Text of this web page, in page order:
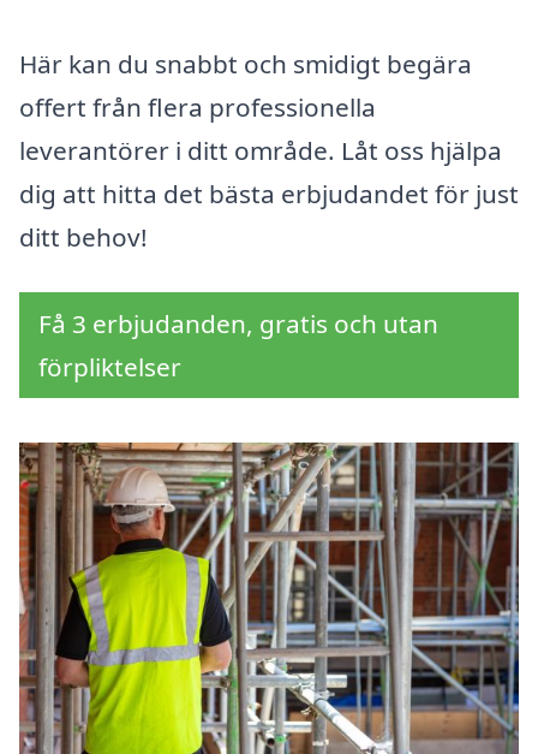
Här kan du snabbt och smidigt begära
offert från flera professionella
leverantörer i ditt område. Låt oss hjälpa
dig att hitta det bästa erbjudandet för just
ditt behov!
Få 3 erbjudanden, gratis och utan
förpliktelser